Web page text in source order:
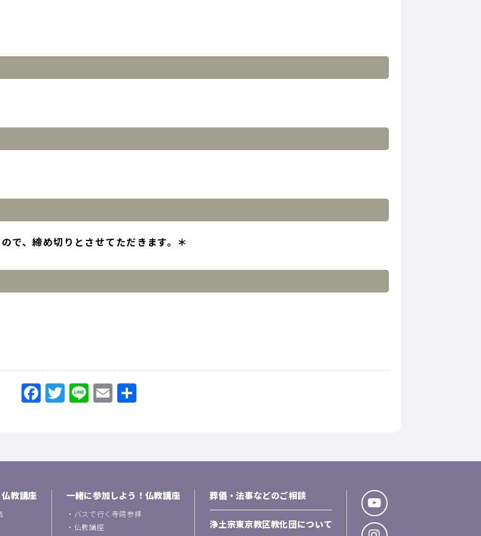
で、締め切りとさせてただきます。＊
Facebook
Twitter
LineEmail
教講座 一緒に参加しよう！仏教講座
・ バスで行く寺院参拝
・ 仏教講座
葬儀・法事などのご相談
浄土宗東京教区教化団について